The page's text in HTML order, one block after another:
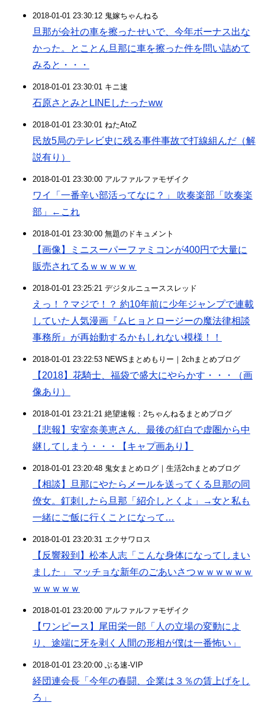
2018-01-01 23:30:12 鬼嫁ちゃんねる
旦那が会社の車を擦ったせいで、今年ボーナス出な
かった。とことん旦那に車を擦った件を問い詰めて
みると・・・
2018-01-01 23:30:01 キニ速
石原さとみとLINEしたったww
2018-01-01 23:30:01 ねたAtoZ
民放5局のテレビ史に残る事件事故で打線組んだ（解
説有り）
2018-01-01 23:30:00 アルファルファモザイク
ワイ「一番辛い部活ってなに？」 吹奏楽部「吹奏楽
部」←これ
2018-01-01 23:30:00 無題のドキュメント
【画像】ミニスーパーファミコンが400円で大量に
販売されてるｗｗｗｗｗ
2018-01-01 23:25:21 デジタルニューススレッド
えっ！？マジで！？ 約10年前に少年ジャンプで連載
していた人気漫画『ムヒョとロージーの魔法律相談
事務所』が再始動するかもしれない模様！！
2018-01-01 23:22:53 NEWSまとめもりー｜2chまとめブログ
【2018】花騎士、福袋で盛大にやらかす・・・（画
像あり）
2018-01-01 23:21:21 絶望速報：2ちゃんねるまとめブログ
【悲報】安室奈美恵さん、最後の紅白で虚圏から中
継してしまう・・・【キャプ画あり】
2018-01-01 23:20:48 鬼女まとめログ｜生活2chまとめブログ
【相談】旦那にやたらメールを送ってくる旦那の同
僚女。釘刺したら旦那「紹介しとくよ」→女と私も
一緒にご飯に行くことになって…
2018-01-01 23:20:31 エクサワロス
【反響殺到】松本人志「こんな身体になってしまい
ました」 マッチョな新年のごあいさつｗｗｗｗｗｗ
ｗｗｗｗｗ
2018-01-01 23:20:00 アルファルファモザイク
【ワンピース】尾田栄一郎「人の立場の変動によ
り、途端に牙を剥く人間の形相が僕は一番怖い」
2018-01-01 23:20:00 ぶる速-VIP
経団連会長「今年の春闘、企業は３％の賃上げをし
ろ」